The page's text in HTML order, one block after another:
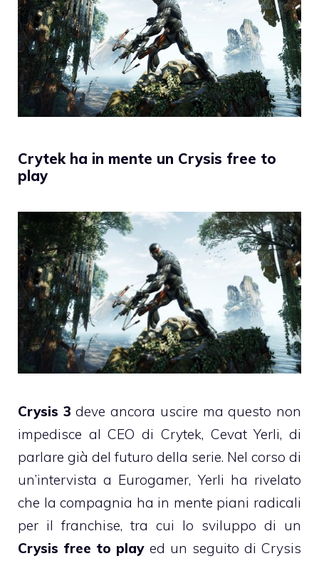
Crytek ha in mente un Crysis free to
play
Crysis 3 deve ancora uscire ma questo non
impedisce al CEO di Crytek, Cevat Yerli, di
parlare già del futuro della serie. Nel corso di
un’intervista a Eurogamer, Yerli ha rivelato
che la compagnia ha in mente piani radicali
per il franchise, tra cui lo sviluppo di un
Crysis free to played un seguito di Crysis